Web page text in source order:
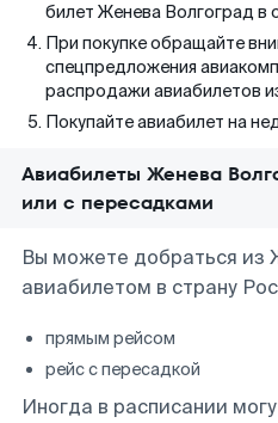
билет Женева Волгоград в
При покупке обращайте
спецпредложения
распродажи авиабилетов
Покупайте авиабилет на
Авиабилеты Женева
или с пересадками
Вы можете добраться из
авиабилетом в страну
прямым рейсом
рейс с пересадкой
Иногда в расписании